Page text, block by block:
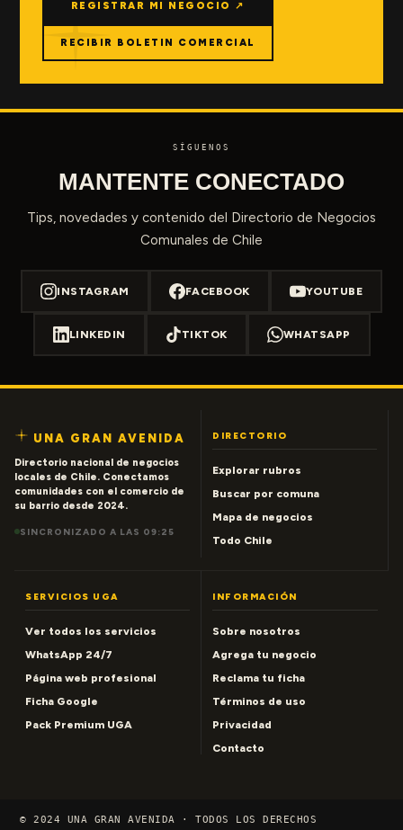
REGISTRAR MI NEGOCIO ↗
RECIBIR BOLETIN COMERCIAL
SÍGUENOS
MANTENTE CONECTADO
Tips, novedades y contenido del Directorio de Negocios
Comunales de Chile
INSTAGRAM FACEBOOK YOUTUBE
LINKEDIN TIKTOK WHATSAPP
UNA GRAN AVENIDA
Directorio nacional de negocios
locales de Chile. Conectamos
comunidades con el comercio de
su barrio desde 2024.
SINCRONIZADO A LAS 09:25
DIRECTORIO
Explorar rubros
Buscar por comuna
Mapa de negocios
Todo Chile
SERVICIOS UGA
Ver todos los servicios
WhatsApp 24/7
Página web profesional
Ficha Google
Pack Premium UGA
INFORMACIÓN
Sobre nosotros
Agrega tu negocio
Reclama tu ficha
Términos de uso
Privacidad
Contacto
© 2024 UNA GRAN AVENIDA · TODOS LOS DERECHOS